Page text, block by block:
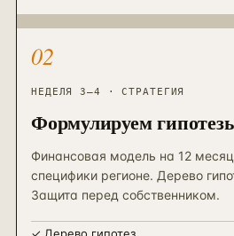
02
НЕДЕЛЯ 3–4 · СТРАТЕГИЯ
Формулируем
Финансовая модель на 12
специфики регионе. Дерево
Защита перед собственником.